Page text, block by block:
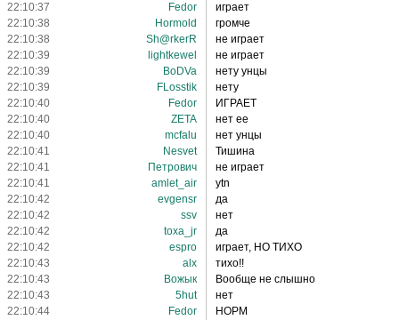
22:10:37
Fedor
играет
22:10:38
Hormold
громче
22:10:38
Sh@rkerR
не играет
22:10:39
lightkewel
не играет
22:10:39
BoDVa
нету унцы
22:10:39
FLosstik
нету
22:10:40
Fedor
ИГРАЕТ
22:10:40
ZETA
нет ее
22:10:40
mcfalu
нет унцы
22:10:41
Nesvet
Тишина
22:10:41
Петрович
не играет
22:10:41
amlet_air
ytn
22:10:42
evgensr
да
22:10:42
ssv
нет
22:10:42
toxa_jr
да
22:10:42
espro
играет, НО ТИХО
22:10:43
alx
тихо!!
22:10:43
Вожык
Вообще не слышно
22:10:43
5hut
нет
22:10:44
Fedor
НОРМ